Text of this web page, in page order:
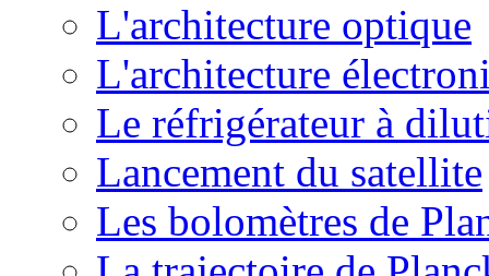
L'architecture optique
L'architecture
Le réfrigérateur à
Lancement du satellite
Les bolomètres de